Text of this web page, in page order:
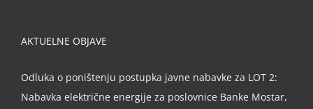
AKTUELNE OBJAVE
Odluka o poništenju postupka javne nabavke za LOT 2:
Nabavka električne energije za poslovnice Banke Mostar,